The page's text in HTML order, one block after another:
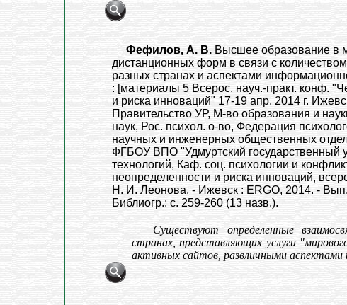
Фефилов, А. В. Высшее образование в
дистанционных форм в связи с
разных странах и аспектами
: [материалы 5 Всерос. науч.-практ. конф.
и риска инноваций" 17-19 апр. 2014 г.
Правительство УР, М-во образования и
наук, Рос. психол. о-во, Федерация
научных и инженерных общественных
ФГБОУ ВПО "Удмуртский государственный
технологий, Каф. соц. психологии и
неопределенности и риска инноваций,
Н. И. Леонова. - Ижевск : ERGO, 2014. -
Библиогр.: с. 259-260 (13 назв.).
Существуют определенные
странах, представляющих услуги
активных сайтов, развличными